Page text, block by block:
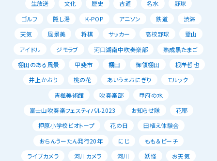
生放送
文化 歴史 古道 名水
野球
ゴルフ
隠し湯 K-POP アニソン 鉄道
渋滞
天気
風景美 将棋 サッカー 高校野球
登山
アイドル
ジモラブ 河口湖南中吹奏楽部
熟成黒たまご
棚田のある風景
甲斐市 棚田 御領棚田
根岸哲也
井上かおり
桃の花 あいうえおにぎり
モルック
青楓美術館
吹奏楽部
甲府の水
富士山吹奏楽フェスティバル2023
お知らせ隊
花耶
押原小学校ビオトープ
花の日
田植え体験会
おらんうーたん発行20年
にじ
もも＆ピーチ
ライブカメラ
河川カメラ 河川 妖怪
お天気